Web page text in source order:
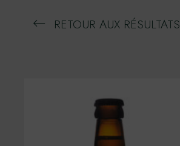
RETOUR AUX RÉSULTATS